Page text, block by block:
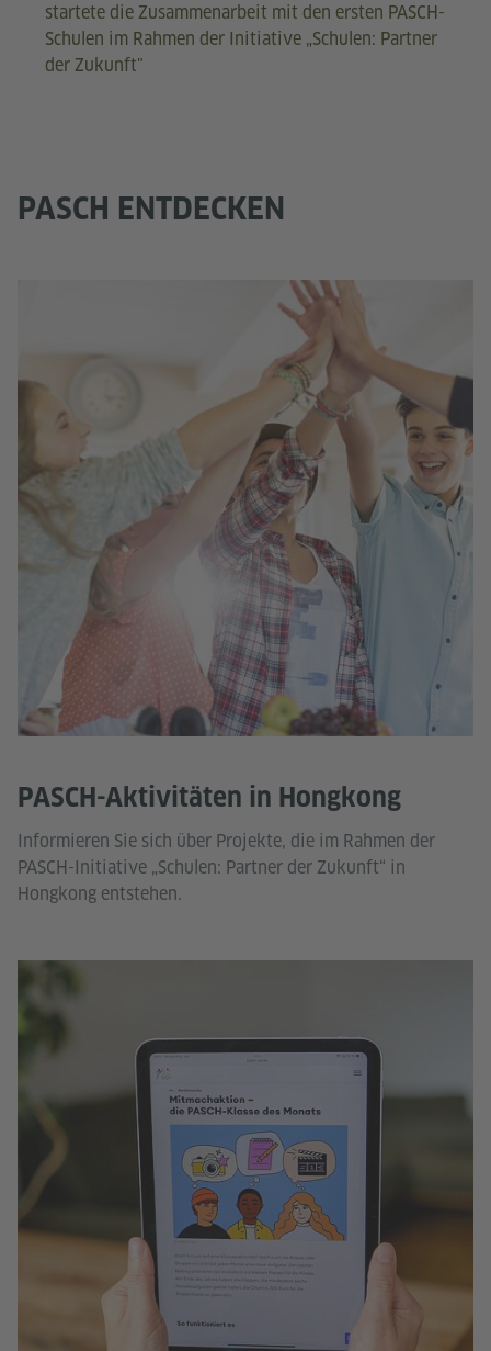
startete die Zusammenarbeit mit den ersten PASCH-
Schulen im Rahmen der Initiative „Schulen: Partner
der Zukunft"
PASCH ENTDECKEN
PASCH-Aktivitäten in Hongkong
Informieren Sie sich über Projekte, die im Rahmen der
PASCH-Initiative „Schulen: Partner der Zukunft“ in
Hongkong entstehen.